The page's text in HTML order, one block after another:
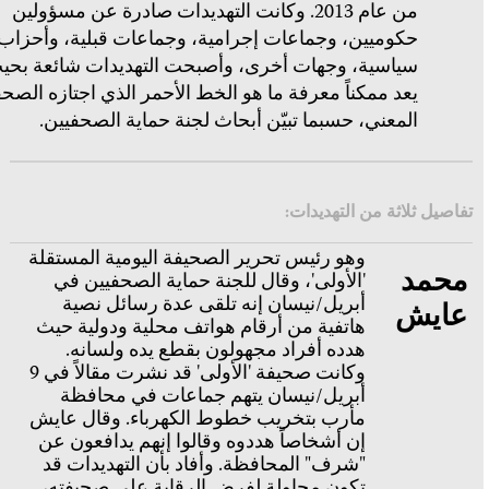
من عام 2013. وكانت التهديدات صادرة عن مسؤولين
حكوميين، وجماعات إجرامية، وجماعات قبلية،
سياسية، وجهات أخرى، وأصبحت التهديدات شائعة
يعد ممكناً معرفة ما هو الخط الأحمر الذي اجتازه
المعني، حسبما تبيّن أبحاث لجنة حماية الصحفيين.
تفاصيل ثلاثة من التهديدات:
محمد
عايش
وهو رئيس تحرير الصحيفة اليومية المستقلة
'الأولى'، وقال للجنة حماية الصحفيين في
أبريل/نيسان إنه تلقى عدة رسائل نصية
هاتفية من أرقام هواتف محلية ودولية حيث
هدده أفراد مجهولون بقطع يده ولسانه.
وكانت صحيفة 'الأولى' قد نشرت مقالاً في 9
أبريل/نيسان يتهم جماعات في محافظة
مأرب بتخريب خطوط الكهرباء. وقال عايش
إن أشخاصاً هددوه وقالوا إنهم يدافعون عن
"شرف" المحافظة. وأفاد بأن التهديدات قد